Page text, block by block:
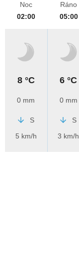
Noc
02:00
8 °C
0 mm
S
5 km/h
Ráno
05:00
6 °C
0 mm
S
3 km/h